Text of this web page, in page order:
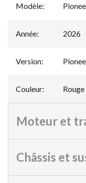
Modèle:
Année: 2026
Version:
Couleur:
Moteur et
Châssis et